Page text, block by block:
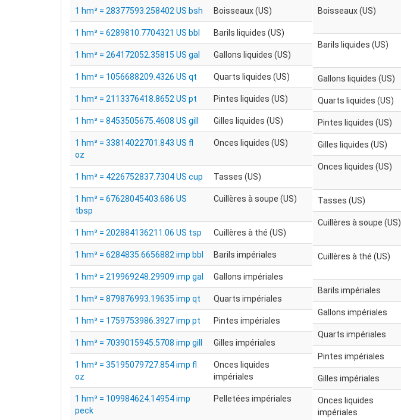
1 hm³ = 28377593.258402 US bsh Boisseaux (US)
1 hm³ = 6289810.7704321 US bbl Barils liquides (US)
1 hm³ = 264172052.35815 US gal Gallons liquides (US)
1 hm³ = 1056688209.4326 US qt Quarts liquides (US)
1 hm³ = 2113376418.8652 US pt Pintes liquides (US)
1 hm³ = 8453505675.4608 US gill Gilles liquides (US)
1 hm³ = 33814022701.843 US fl
oz
Onces liquides (US)
1 hm³ = 4226752837.7304 US cup Tasses (US)
1 hm³ = 67628045403.686 US
tbsp
Cuillères à soupe (US)
1 hm³ = 202884136211.06 US tsp Cuillères à thé (US)
1 hm³ = 6284835.6656882 imp bbl Barils impériales
1 hm³ = 219969248.29909 imp gal Gallons impériales
1 hm³ = 879876993.19635 imp qt Quarts impériales
1 hm³ = 1759753986.3927 imp pt Pintes impériales
1 hm³ = 7039015945.5708 imp gill Gilles impériales
1 hm³ = 35195079727.854 imp fl
oz
Onces liquides
impériales
1 hm³ = 109984624.14954 imp
peck
Pelletées impériales
Boisseaux (US)
Barils liquides (US)
Gallons liquides (US)
Quarts liquides (US)
Pintes liquides (US)
Gilles liquides (US)
Onces liquides (US)
Tasses (US)
Cuillères à soupe (US)
Cuillères à thé (US)
Barils impériales
Gallons impériales
Quarts impériales
Pintes impériales
Gilles impériales
Onces liquides
impériales